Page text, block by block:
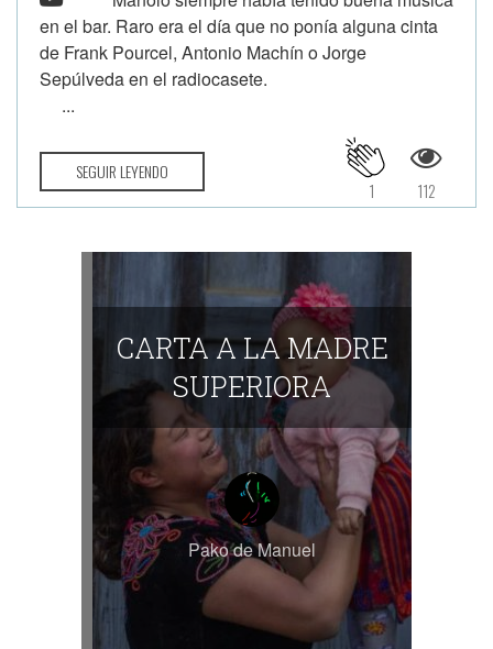
en el bar. Raro era el día que no ponía alguna cinta
de Frank Pourcel, Antonio Machín o Jorge
Sepúlveda en el radiocasete.
...
SEGUIR LEYENDO
112
1
CARTA A LA MADRE
SUPERIORA
Pako de Manuel